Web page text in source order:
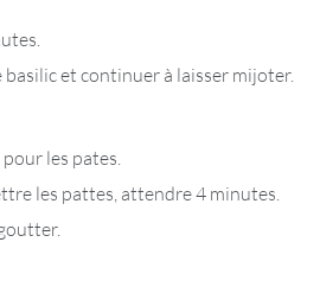
et continuer à laisser mijoter.
les pates.
les pattes, attendre 4 minutes.